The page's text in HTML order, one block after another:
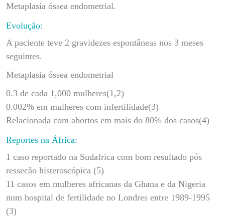
Metaplasia óssea endometrial.
Evolução:
A paciente teve 2 gravidezes espontâneas nos 3 meses
seguintes.
Metaplasia óssea endometrial
0.3 de cada 1,000 mulheres(1,2)
0.002% em mulheres com infertilidade(3)
Relacionada com abortos em mais do 80% dos casos(4)
Reportes na África:
1 caso reportado na Sudafrica com bom resultado pós
ressecão histeroscópica (5)
11 casos em mulheres africanas da Ghana e da Nigeria
num hospital de fertilidade no Londres entre 1989-1995
(3)